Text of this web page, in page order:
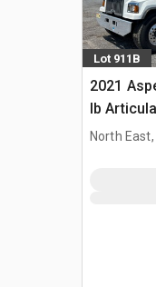
Lot 911B
2021
lb
Western
North East,